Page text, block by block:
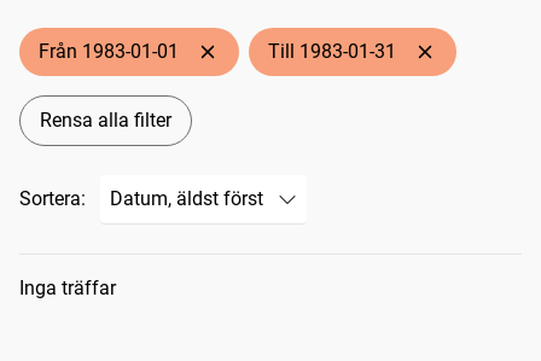
Från 1983-01-01 Till 1983-01-31
Rensa alla filter
Sortera:
Sökresultat
Inga träffar